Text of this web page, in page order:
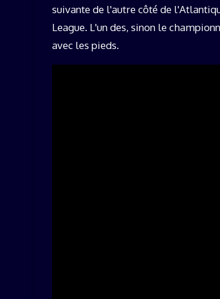
suivante de l'autre côté de
League. L'un des, sinon le
avec les pieds.